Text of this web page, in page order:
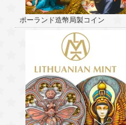
ポーランド造幣局製コイン